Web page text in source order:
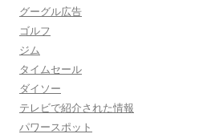
グーグル広告
ゴルフ
ジム
タイムセール
ダイソー
テレビで紹介された情報
パワースポット